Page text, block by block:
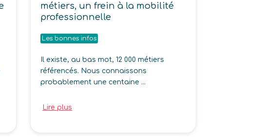
métiers, un frein à la mobilité
professionnelle
Les bonnes infos
Il existe, au bas mot, 12 000 métiers
référencés. Nous connaissons
probablement une centaine ...
Lire plus